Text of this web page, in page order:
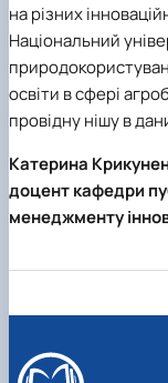
на різних
Національний
освіти в сфері
провідну нішу в
Катерина
доцент кафедри
менеджменту